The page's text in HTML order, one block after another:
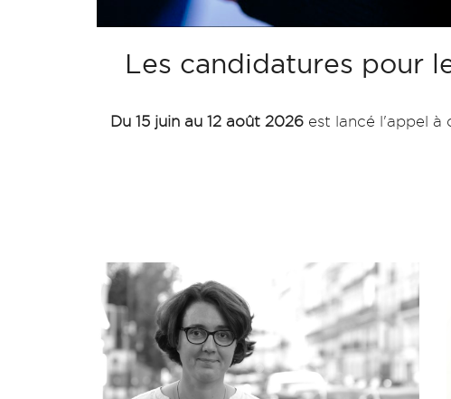
Les candidatures pour
Du 15 juin au 12 août 2026 est lancé l'appel à